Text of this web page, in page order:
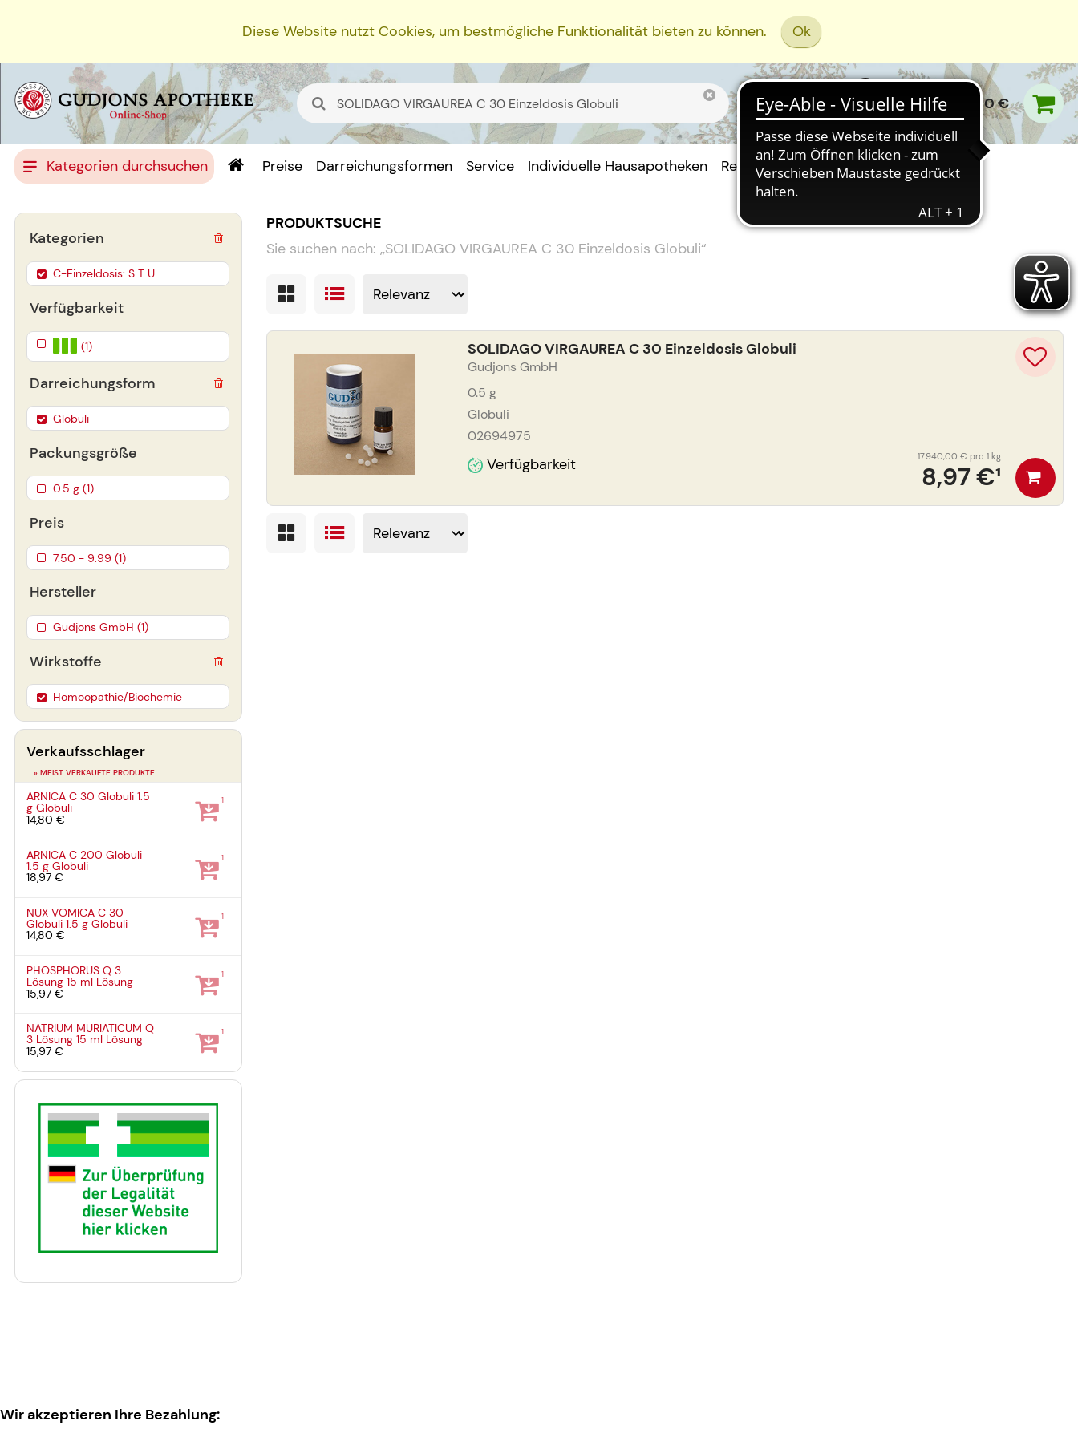
Diese Website nutzt Cookies, um bestmögliche Funktionalität bieten zu können. Ok
0,00 €
Kategorien durchsuchen Preise Darreichungsformen Service Individuelle Hausapotheken Rezept Einreichen
PRODUKTSUCHE
Sie suchen nach: „SOLIDAGO VIRGAUREA C 30 Einzeldosis Globuli“
SOLIDAGO VIRGAUREA C 30 Einzeldosis Globuli
Gudjons GmbH
0.5 g
Globuli
02694975
Verfügbarkeit 8,97 €¹
17.940,00 € pro 1 kg
Verfügbarkeit
(1)
Darreichungsform
Globuli
Packungsgröße
0.5 g (1)
Preis
7.50 - 9.99 (1)
Hersteller
Gudjons GmbH (1)
Wirkstoffe
Homöopathie/Biochemie
Kategorien
C-Einzeldosis: S T U
Verkaufsschlager
» MEIST VERKAUFTE PRODUKTE
ARNICA C 30 Globuli1.5
gGlobuli
14,80 €
1
ARNICA C 200 Globuli
1.5 gGlobuli
18,97 €
1
NUX VOMICA C 30
Globuli1.5 gGlobuli
14,80 €
1
PHOSPHORUS Q 3
Lösung15 ml Lösung
15,97 €
1
NATRIUM MURIATICUM Q
3 Lösung15 ml Lösung
15,97 €
1
Wir akzeptieren Ihre Bezahlung: